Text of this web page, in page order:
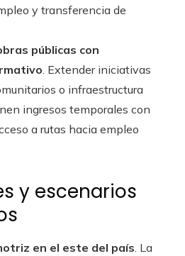
y transferencia de
públicas con
. Extender iniciativas
o infraestructura
ingresos temporales con
a rutas hacia empleo
y escenarios
en el este del país. La